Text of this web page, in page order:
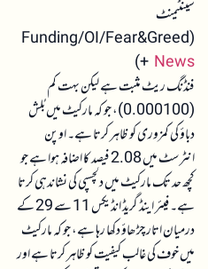
سینٹیمنٹ
(Funding/OI/Fear&Greed
+ News
)
فنڈنگ ریٹ مثبت ہے لیکن بہت کم
(0.000100)، جو کہ مارکیٹ میں بُلش
دباؤ کی کمزوری کو ظاہر کرتا ہے۔ اوپن
انٹرسٹ میں 2.08 فیصد کا اضافہ ہوا ہے جو
کچھ حد تک مارکیٹ میں دلچسپی کی نشاندہی کرتا
ہے۔ فیئر اینڈ گریڈ انڈیکس 11 سے 29 کے
درمیان اتار چڑھاؤ دکھا رہا ہے، جو کہ مارکیٹ
میں خوف کی غالب کیفیت کو ظاہر کرتا ہے اور